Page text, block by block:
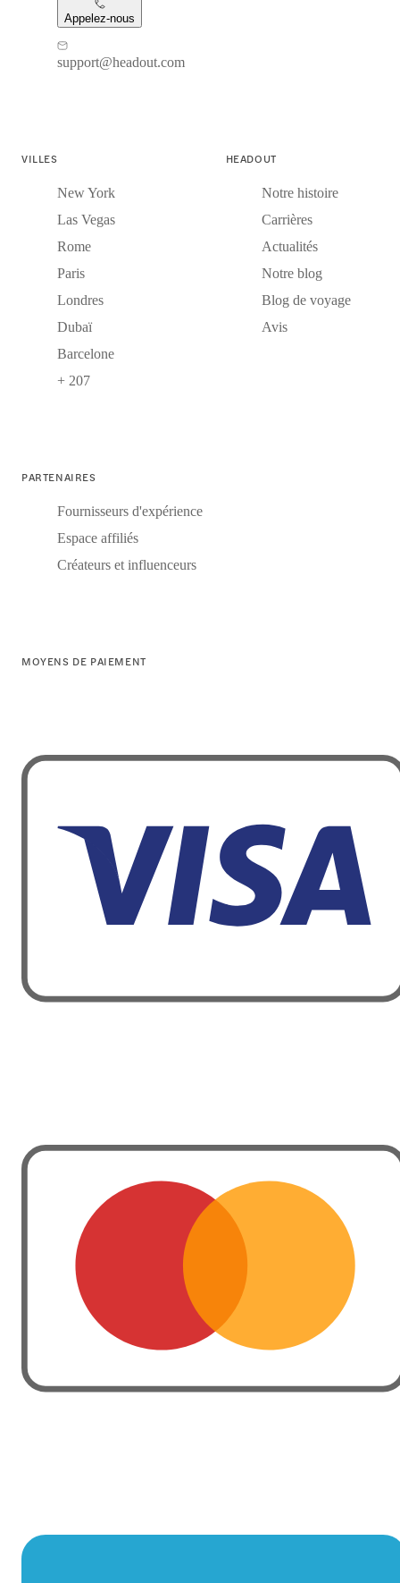
Appelez-nous
support@headout.com
VILLES
New York
Las Vegas
Rome
Paris
Londres
Dubaï
Barcelone
+ 207
HEADOUT
Notre histoire
Carrières
Actualités
Notre blog
Blog de voyage
Avis
PARTENAIRES
Fournisseurs d'expérience
Espace affiliés
Créateurs et influenceurs
MOYENS DE PAIEMENT